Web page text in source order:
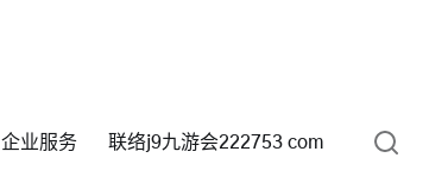
企业服务 联络j9九游会222753 com